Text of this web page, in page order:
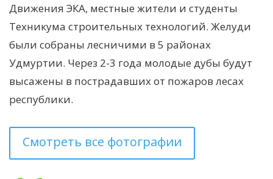
Движения ЭКА, местные жители и студенты
Техникума строительных технологий. Желуди
были собраны лесничими в 5 районах
Удмуртии. Через 2-3 года молодые дубы будут
высажены в пострадавших от пожаров лесах
республики.
Смотреть все фотографии